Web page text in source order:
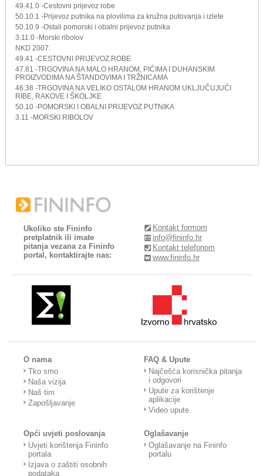
49.41.0 -Cestovni prijevoz robe
50.10.1 -Prijevoz putnika na plovilima za kružna putovanja i izlete
50.10.9 -Ostali pomorski i obalni prijevoz putnika
3.11.0 -Morski ribolov
NKD 2007:
49.41 -CESTOVNI PRIJEVOZ ROBE
47.81 -TRGOVINA NA MALO HRANOM, PIĆIMA I DUHANSKIM
PROIZVODIMA NA ŠTANDOVIMA I TRŽNICAMA
46.38 -TRGOVINA NA VELIKO OSTALOM HRANOM UKLJUČUJUĆI
RIBE, RAKOVE I ŠKOLJKE
50.10 -POMORSKI I OBALNI PRIJEVOZ PUTNIKA
3.11 -MORSKI RIBOLOV
Ukoliko ste Fininfo
pretplatnik ili imate
pitanja vezana za Fininfo
portal, kontaktirajte nas:
Kontakt formom
info@fininfo.hr
Kontakt telefonom
www.fininfo.hr
O nama
Tko smo
Naša vizija
Naš tim
Zapošljavanje
FAQ & Upute
Najčešća korisnička pitanja
i odgovori
Upute za korištenje
aplikacije
Video upute
Opći uvjeti poslovanja
Uvjeti korištenja Fininfo
portala
Izjava o zaštiti osobnih
podataka
Oglašavanje
Oglašavanje na Fininfo
portalu